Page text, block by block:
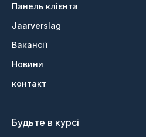
Панель клієнта
Jaarverslag
Вакансії
Новини
контакт
Будьте в курсі